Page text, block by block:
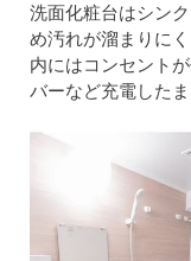
洗面化粧台はシン
め汚れが溜まりに
内にはコンセント
バーなど充電した